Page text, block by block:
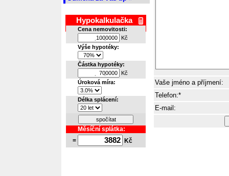
Hypokalkulačka
Cena nemovitosti:
Kč
.
.
Výše hypotéky:
Částka hypotéky:
Kč
.
.
Úroková míra:
Délka splácení:
spočítat
Měsíční splátka:
=
Kč
Vaše jméno a příjmení:
Telefon:*
E-mail: